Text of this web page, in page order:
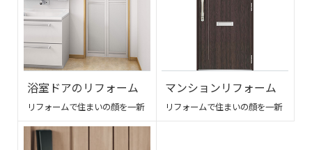
浴室ドアのリフォーム
リフォームで住まいの顔を一新
マンションリフォーム
リフォームで住まいの顔を一新